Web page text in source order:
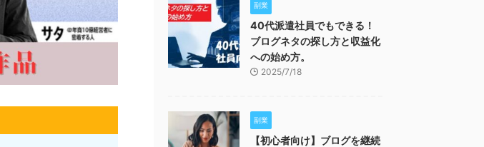
副業
40代派遣社員でもできる！
ブログネタの探し方と収益化
への始め方。
2025/7/18
副業
【初心者向け】ブログを継続